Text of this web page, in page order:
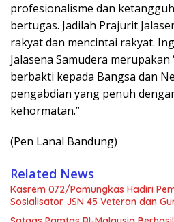
profesionalisme dan
bertugas. Jadilah Prajurit
rakyat dan mencintai rakyat.
Jalasena Samudera
berbakti kepada Bangsa dan
pengabdian yang penuh
kehormatan.”
(Pen Lanal Bandung)
Related News
Kasrem 072/Pamungkas Hadiri
Sosialisator JSN 45 Veteran dan